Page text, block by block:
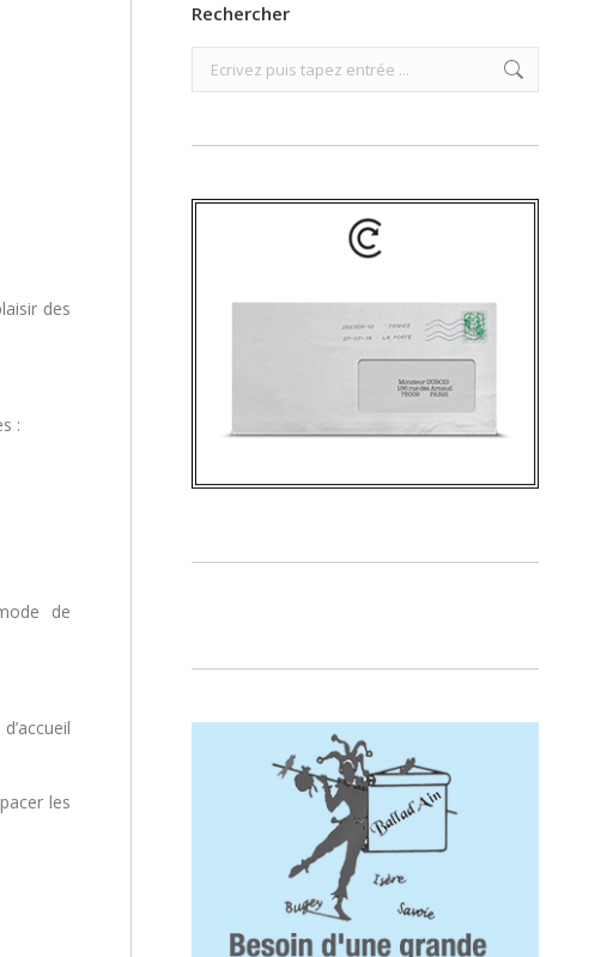
des
:
de
les
Rechercher
Search: